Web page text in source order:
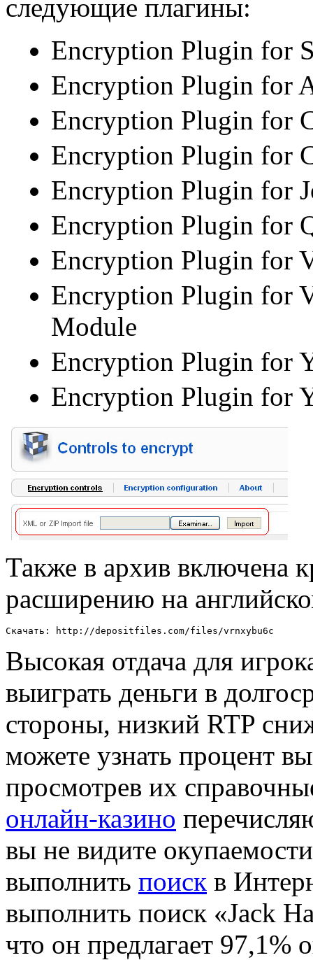
следующие плагины:
Encryption Plugin for
Encryption Plugin for
Encryption Plugin for
Encryption Plugin for
Encryption Plugin for
Encryption Plugin for
Encryption Plugin for
Encryption Plugin for
Module
Encryption Plugin for
Encryption Plugin for
Также в архив включена
расширению на
Скачать: http://depositfiles.com/files/vrnxybu6c
Высокая отдача для
выиграть деньги в
стороны, низкий RTP
можете узнать процент
просмотрев их
онлайн-казино
вы не видите
выполнить поиск в
выполнить поиск «Jack
что он предлагает 97,1%